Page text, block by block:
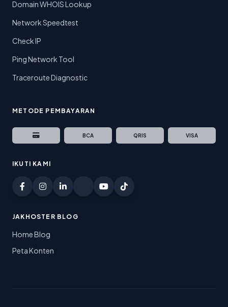
Domain WHOIS Lookup
Network Speedtest
Check IP
Ping Network Tool
Traceroute Diagnostic
METODE PEMBAYARAN
BCA QRIS VISA
IKUTI KAMI
JAKHOSTER BLOG
Home Blog
Peta Konten